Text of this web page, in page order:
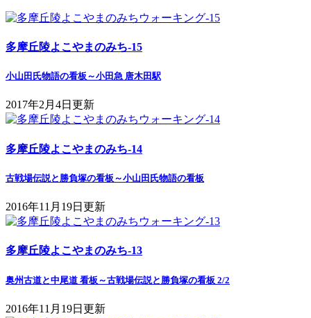
多摩丘陵よこやまのみち-15
小山田氏物語の看板～小田急 唐木田駅
2017年2月4日更新
多摩丘陵よこやまのみち-14
古戦場伝説と勝負塚の看板～小山田氏物語の看板
2016年11月19日更新
多摩丘陵よこやまのみち-13
奥州古道と中尾道 看板～古戦場伝説と勝負塚の看板 2/2
2016年11月19日更新